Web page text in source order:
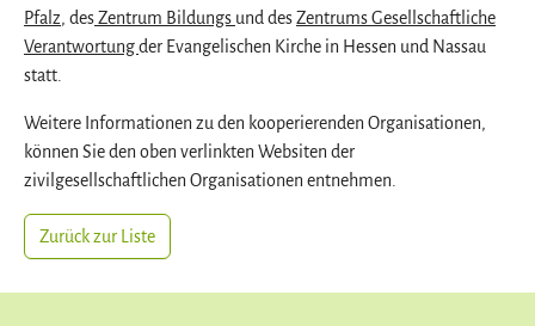
Pfalz, desZentrum Bildungs und desZentrums Gesellschaftliche
Verantwortungder Evangelischen Kirche in Hessen und Nassau
statt.
Weitere Informationen zu den kooperierenden Organisationen,
können Sie den oben verlinkten Websiten der
zivilgesellschaftlichen Organisationen entnehmen.
Zurück zur Liste